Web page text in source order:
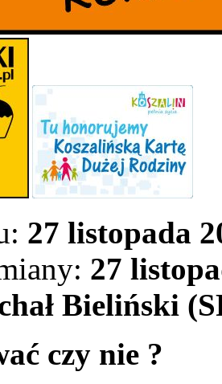
27 listopada
27
Bieliński
czy nie ?